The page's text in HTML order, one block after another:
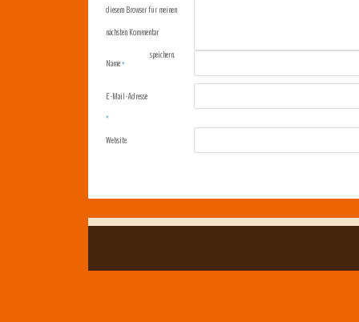
Name*
E-Mail-Adresse
*
Website
diesem Browser für meinen
nächsten Kommentar
speichern.